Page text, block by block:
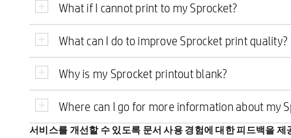
What if I cannot print to my Sprocket?
What can I do to improve Sprocket print quality?
Why is my Sprocket printout blank?
Where can I go for more information about my
서비스를 개선할 수 있도록 문서 사용 경험에 대한 피드백을 제